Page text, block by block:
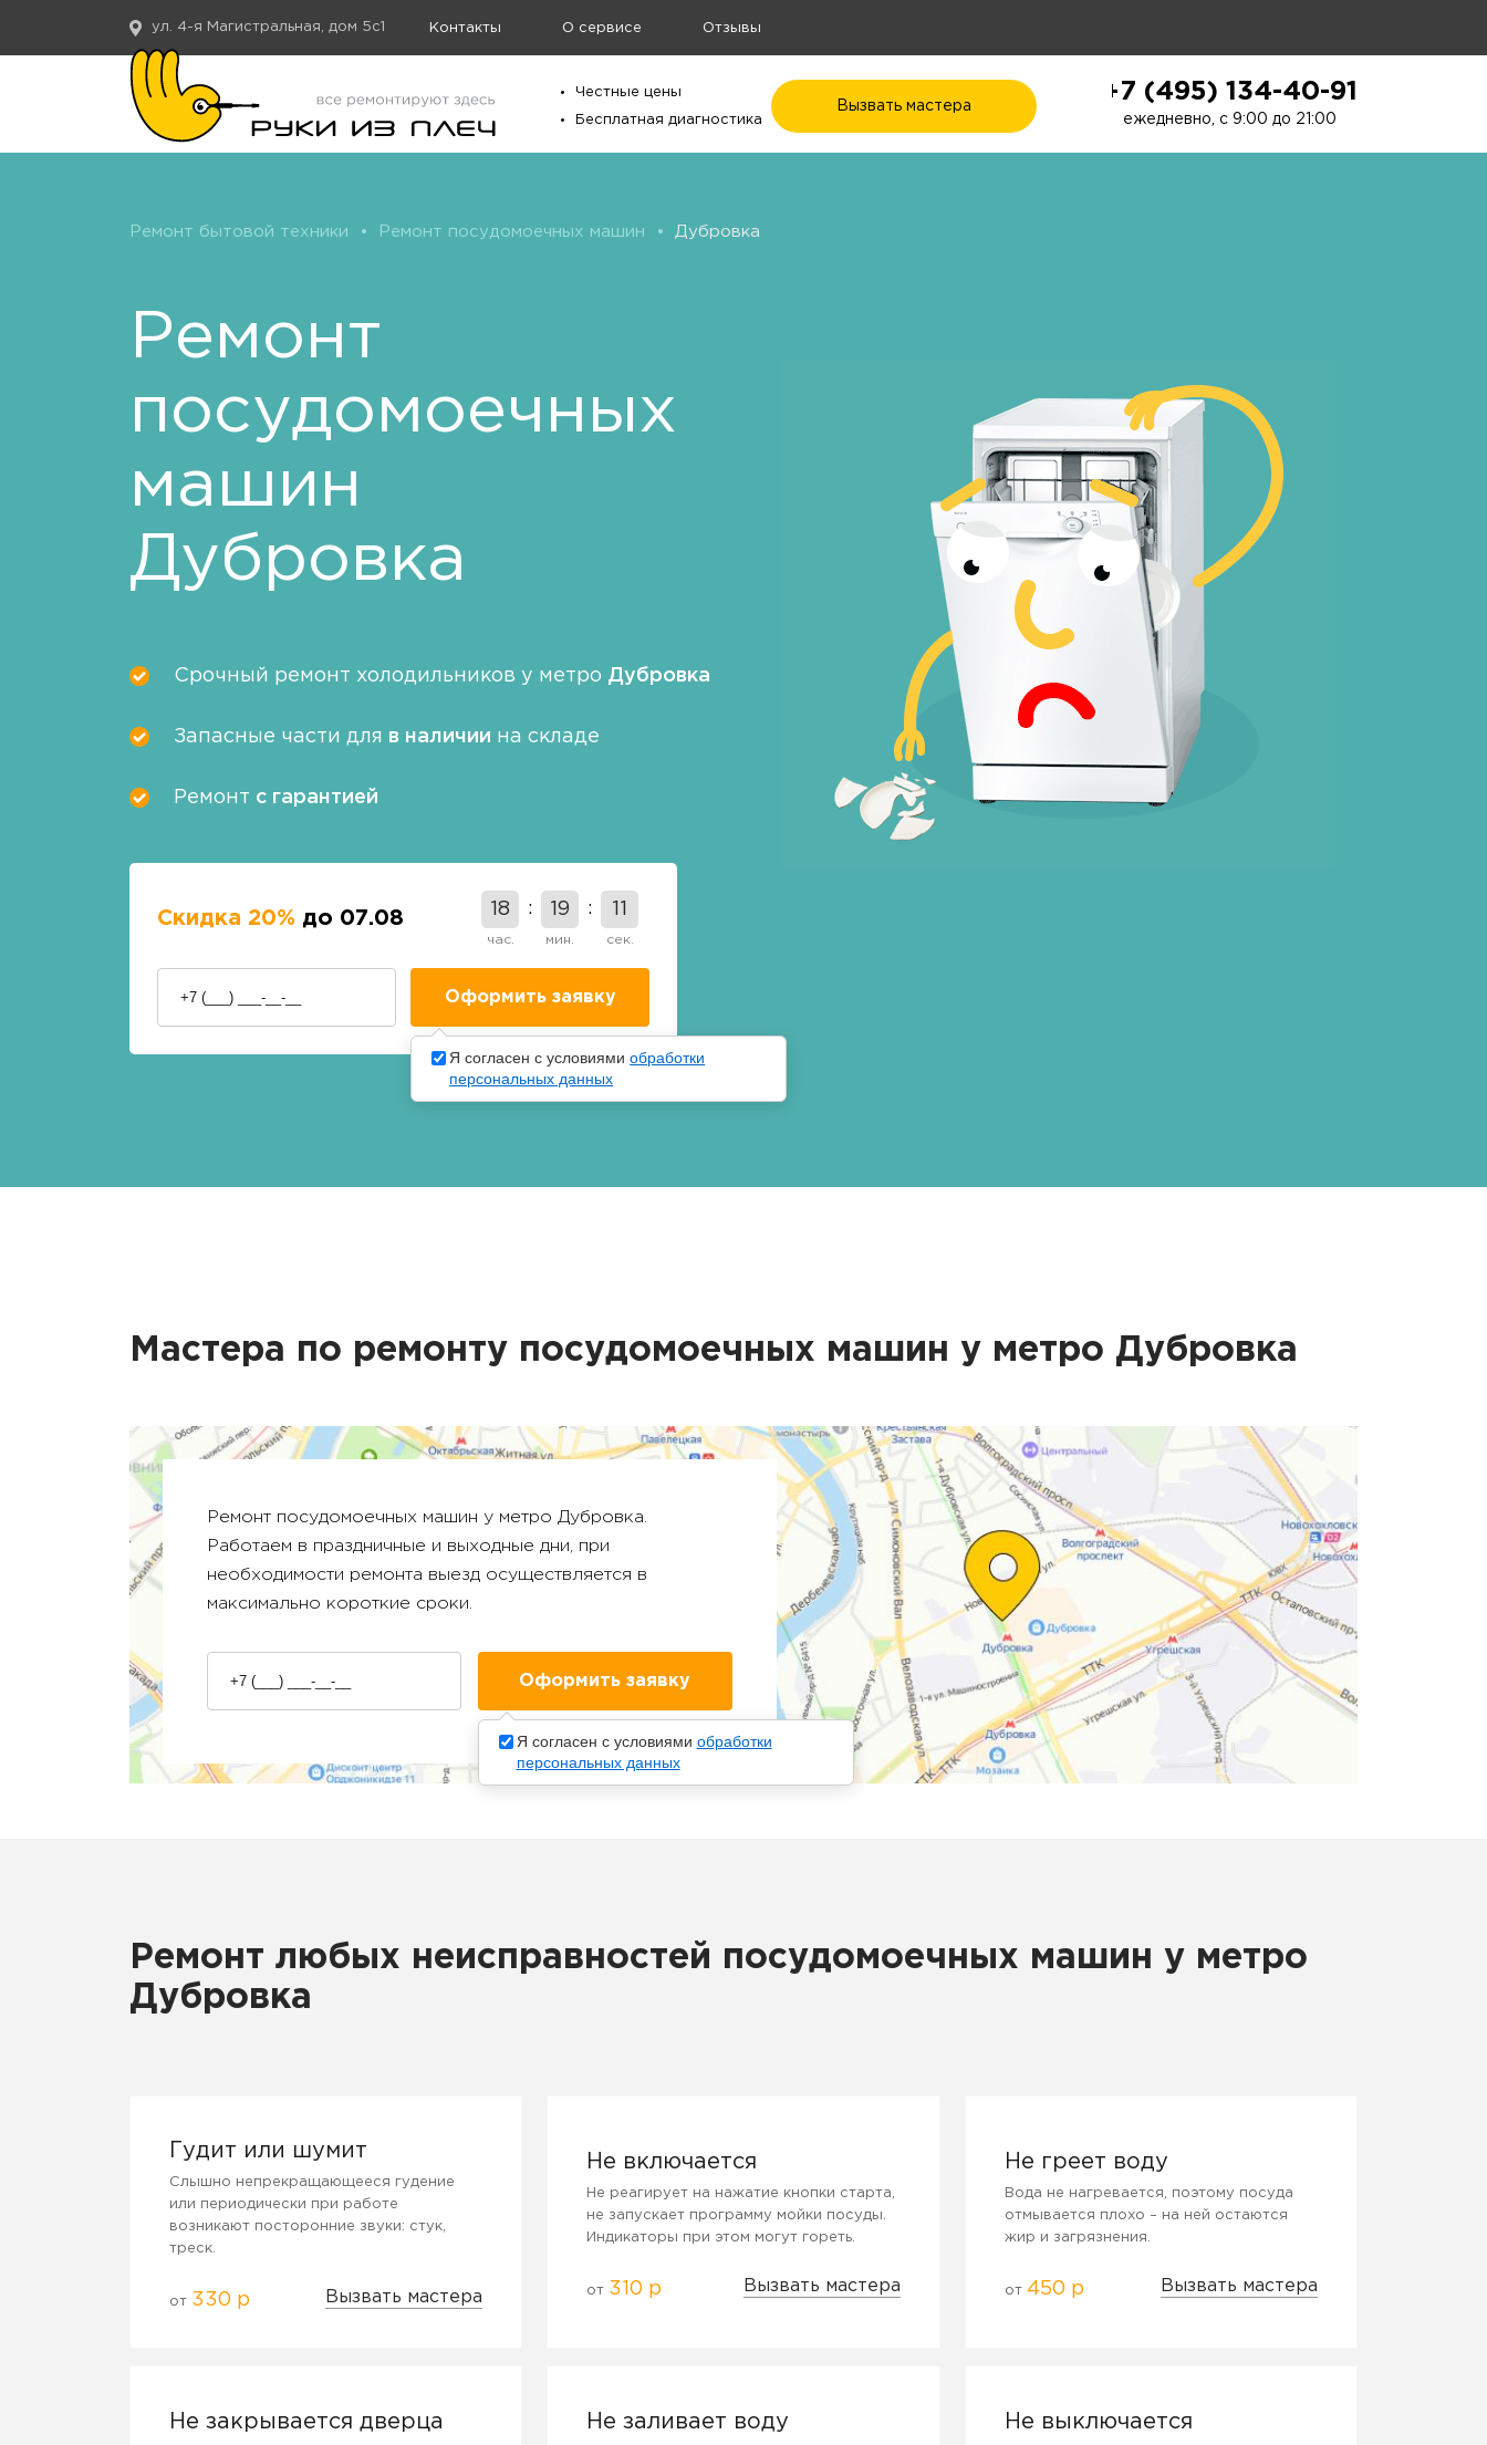
ул. 4-я Магистральная, дом 5с1 Контакты О сервисе Отзывы
Честные цены
Бесплатная диагностика
Вызвать мастера
+7 (495) 134-40-91
ежедневно, с 9:00 до 21:00
Ремонт бытовой техники • Ремонт посудомоечных машин • Дубровка
Ремонт
посудомоечных
машин
Дубровка
Срочный ремонт холодильников у метро Дубровка
Запасные части для в наличии на складе
Ремонт с гарантией
Скидка 20% до 07.08 18
час.
19
мин.
11
сек.
Мастера по ремонту посудомоечных машин у метро Дубровка
Ремонт посудомоечных машин у метро Дубровка.
Работаем в праздничные и выходные дни, при
необходимости ремонта выезд осуществляется в
максимально короткие сроки.
Ремонт любых неисправностей посудомоечных машин у метро
Дубровка
Гудит или шумит
Слышно непрекращающееся гудение
или периодически при работе
возникают посторонние звуки: стук,
треск.
от 330 р Вызвать мастера
Не включается
Не реагирует на нажатие кнопки старта,
не запускает программу мойки посуды.
Индикаторы при этом могут гореть.
от 310 р Вызвать мастера
Не греет воду
Вода не нагревается, поэтому посуда
отмывается плохо – на ней остаются
жир и загрязнения.
от 450 р Вызвать мастера
Не закрывается дверца Не заливает воду Не выключается
Я согласен с условиямиобработки
персональных данных
Я согласен с условиями обработки
персональных данных